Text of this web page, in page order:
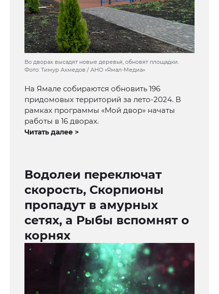
Во дворах высадят новые деревья, обновят площадки.
Фото: Тимур Ахмедов / АНО «Ямал-Медиа»
На Ямале собираются обновить 196
придомовых территорий за лето-2024. В
рамках программы «Мой двор» начаты
работы в 16 дворах.
Читать далее >
Водолеи переключат
скорость, Скорпионы
пропадут в амурных
сетях, а Рыбы вспомнят о
корнях